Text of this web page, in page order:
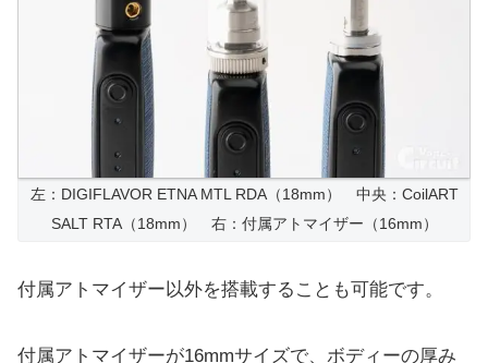
左：DIGIFLAVOR ETNA MTL RDA（18mm） 中央：CoilART
SALT RTA（18mm） 右：付属アトマイザー（16mm）
付属アトマイザー以外を搭載することも可能です。
付属アトマイザーが16mmサイズで、ボディーの厚み